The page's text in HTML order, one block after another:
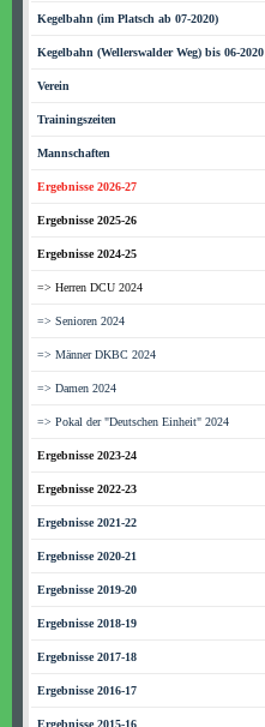
Kegelbahn (im Platsch ab 07-2020)
Kegelbahn (Wellerswalder Weg) bis 06-2020
Verein
Trainingszeiten
Mannschaften
Ergebnisse 2026-27
Ergebnisse 2025-26
Ergebnisse 2024-25
=> Herren DCU 2024
=> Senioren 2024
=> Männer DKBC 2024
=> Damen 2024
=> Pokal der "Deutschen Einheit" 2024
Ergebnisse 2023-24
Ergebnisse 2022-23
Ergebnisse 2021-22
Ergebnisse 2020-21
Ergebnisse 2019-20
Ergebnisse 2018-19
Ergebnisse 2017-18
Ergebnisse 2016-17
Ergebnisse 2015-16